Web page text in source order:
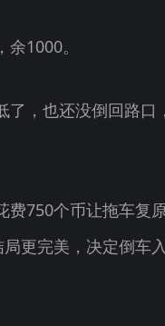
1000。
，也还没倒回路
750个币让拖车复
更完美，决定倒车